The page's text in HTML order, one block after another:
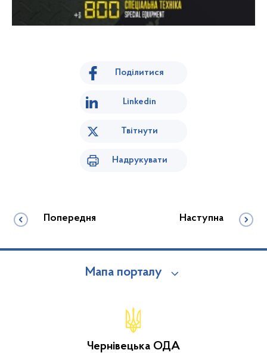
Поділитися
Linkedin
Твітнути
Надрукувати
Попередня Наступна
Мапа порталу
Чернівецька ОДА